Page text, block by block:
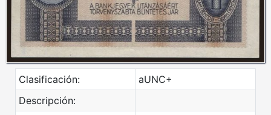
Clasificación:
aUNC+
Descripción: